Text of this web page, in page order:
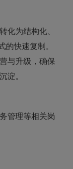
化为结构化、
快速复制。
与升级，确保
淀。
管理等相关岗